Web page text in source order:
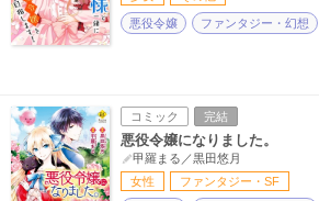
悪役令嬢 ファンタジー・幻想
コミック 完結
悪役令嬢になりました。
甲羅まる／黒田悠月
女性
ファンタジー・SF